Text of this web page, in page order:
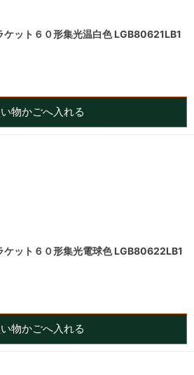
ケット６０形集光温白色 LGB80621LB1
物かごへ入れる
ケット６０形集光電球色 LGB80622LB1
物かごへ入れる